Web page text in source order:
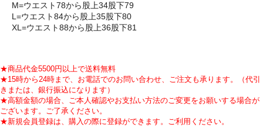
M=ウエスト78から股上34股下79
L=ウエスト84から股上35股下80
XL=ウエスト88から股上36股下81
★商品代金5500円以上で送料無料
★15時から24時まで、お電話でのお問い合わせ、ご注文も承ります。（代引
きまたは、銀行振込になります）
★高額金額の場合、ご本人確認やお支払い方法のご変更をお願いする場合が
ございます。ご了承ください。
★新規会員登録は、購入の際に登録ができます。ご利用ください。